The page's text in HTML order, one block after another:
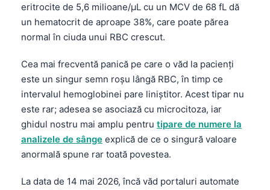
eritrocite de 5,6 milioane/µL cu un MCV de 68 fL dă
un hematocrit de aproape 38%, care poate părea
normal în ciuda unui RBC crescut.
Cea mai frecventă panică pe care o văd la pacienți
este un singur semn roșu lângă RBC, în timp ce
intervalul hemoglobinei pare liniștitor. Acest tipar nu
este rar; adesea se asociază cu microcitoza, iar
ghidul nostru mai amplu pentru tipare de numere la
analizele de sânge explică de ce o singură valoare
anormală spune rar toată povestea.
La data de 14 mai 2026, încă văd portaluri automate